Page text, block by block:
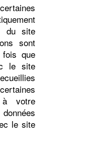
du site
sont
fois que
le site
à votre
le site